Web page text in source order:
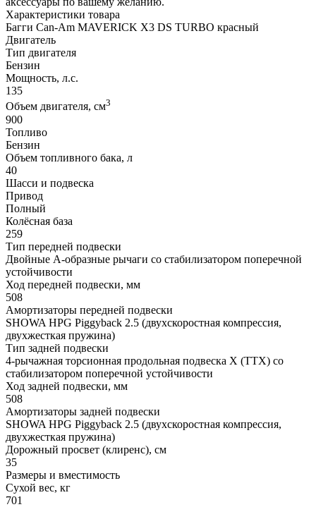
Характеристики товара
Багги Can-Am MAVERICK X3 DS TURBO красный
Двигатель
Тип двигателя
Бензин
Мощность, л.с.
135
Объем двигателя, см3
900
Топливо
Бензин
Объем топливного бака, л
40
Шасси и подвеска
Привод
Полный
Колёсная база
259
Тип передней подвески
Двойные А-образные рычаги со стабилизатором поперечной
устойчивости
Ход передней подвески, мм
508
Амортизаторы передней подвески
SHOWA HPG Piggyback 2.5 (двухскоростная компрессия,
двухжесткая пружина)
Тип задней подвески
4-рычажная торсионная продольная подвеска X (TTX) со
стабилизатором поперечной устойчивости
Ход задней подвески, мм
508
Амортизаторы задней подвески
SHOWA HPG Piggyback 2.5 (двухскоростная компрессия,
двухжесткая пружина)
Дорожный просвет (клиренс), см
35
Размеры и вместимость
Сухой вес, кг
701